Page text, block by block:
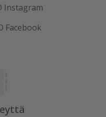
Instagram
Facebook